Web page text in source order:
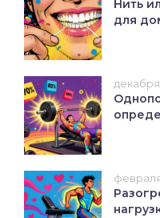
Нить
для